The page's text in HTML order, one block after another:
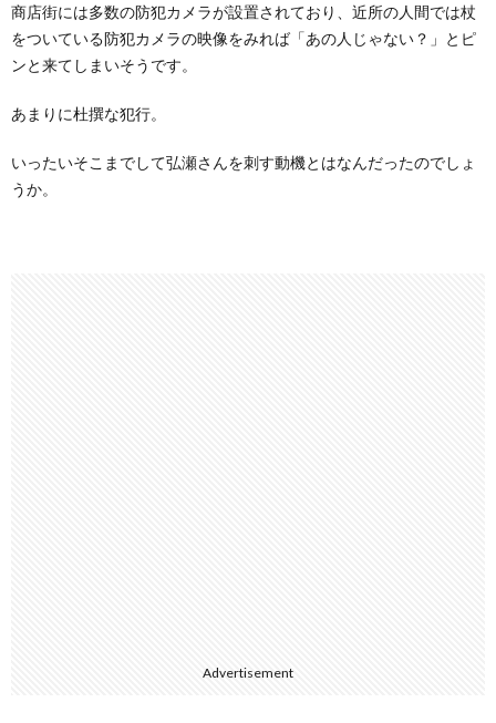
商店街には多数の防犯カメラが設置されており、近所の人間では杖
をついている防犯カメラの映像をみれば「あの人じゃない？」とピ
ンと来てしまいそうです。
あまりに杜撰な犯行。
いったいそこまでして弘瀬さんを刺す動機とはなんだったのでしょ
うか。
Advertisement